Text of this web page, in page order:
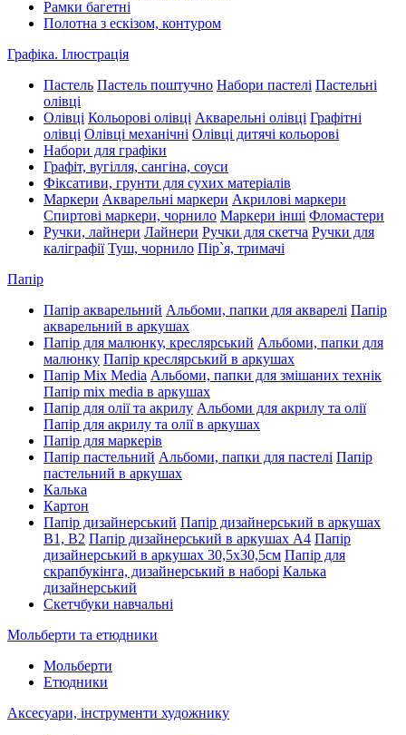
Рамки багетні
Полотна з ескізом, контуром
Графіка. Ілюстрація
Пастель Пастель поштучно Набори пастелі Пастельні
олівці
Олівці Кольорові олівці Акварельні олівці Графітні
олівці Олівці механічні Олівці дитячі кольорові
Набори для графіки
Графіт, вугілля, сангіна, соуси
Фіксативи, грунти для сухих матеріалів
Маркери Акварельні маркери Акрилові маркери
Спиртові маркери, чорнило Маркери інші Фломастери
Ручки, лайнери Лайнери Ручки для скетча Ручки для
каліграфії Туш, чорнило Пір`я, тримачі
Папір
Папір акварельний Альбоми, папки для акварелі Папір
акварельний в аркушах
Папір для малюнку, креслярський Альбоми, папки для
малюнку Папір креслярський в аркушах
Папір Mix Media Альбоми, папки для змішаних технік
Папір mix media в аркушах
Папір для олії та акрилу Альбоми для акрилу та олії
Папір для акрилу та олії в аркушах
Папір для маркерів
Папір пастельний Альбоми, папки для пастелі Папір
пастельний в аркушах
Калька
Картон
Папір дизайнерський Папір дизайнерський в аркушах
В1, В2 Папір дизайнерський в аркушах А4 Папір
дизайнерський в аркушах 30,5х30,5см Папір для
скрапбукінга, дизайнерський в наборі Калька
дизайнерський
Скетчбуки навчальні
Мольберти та етюдники
Мольберти
Етюдники
Аксесуари, інструменти художнику